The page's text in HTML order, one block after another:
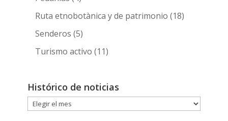
Ruta etnobotànica y de patrimonio (18)
Senderos (5)
Turismo activo (11)
Histórico de noticias
Histórico